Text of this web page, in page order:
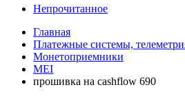
Непрочитанное
Главная
Платежные системы,
Монетоприемники
MEI
прошивка на cashflow 690